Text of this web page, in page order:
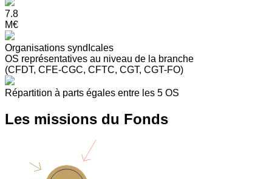
7.8
M€
Organisations syndIcales
OS représentatives au niveau de la branche
(CFDT, CFE-CGC, CFTC, CGT, CGT-FO)
Répartition à parts égales entre les 5 OS
Les missions du Fonds